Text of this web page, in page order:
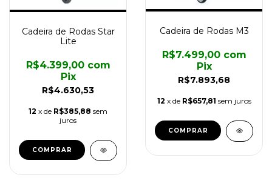
Cadeira de Rodas Star
Lite
R$4.630,53
R$4.399,00 com
Pix
12 x de R$385,88 sem
juros
COMPRAR
Cadeira de Rodas M3
R$7.893,68
R$7.499,00 com
Pix
12 x de R$657,81 sem juros
COMPRAR